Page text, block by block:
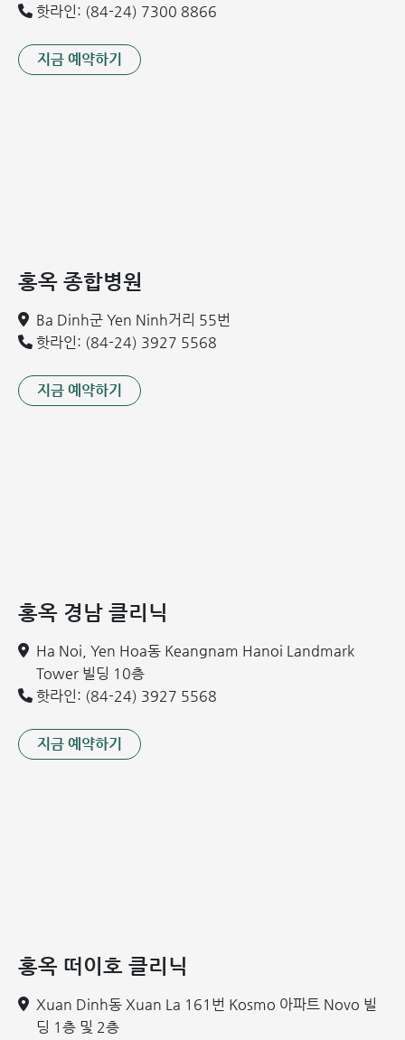
파(Echocardiography)의 역할이 컸습니다.
데 도움을 줍니다.
것까지 심장의 구조적 이상을 명확히 식별할 수 있는 선천성
심장 기형 진단의 가장 기본적인 도구입니다. 이는 이상을 조
조언합니다.
(Philips, 네덜란드)의 최신형 도플러 심장 초음파 장비를 사용
하여 선명하고 상세한 이미지를 제공합니다. 이를 통해 심장
구조와 기능을 정확하게 평가하고, 이상을 조기에 발견하며,
환자 개개인에게 최적화된 맞춤형 치료 계획을 수립합니다.
주소: Tu Liem군 Chau Van Liem거리 8번지 / Ba Dinh군
핫라인: (84-24) 7300 8866
지금 예약하기
홍옥 종합병원
Ba Dinh군 Yen Ninh거리 55번
핫라인: (84-24) 3927 5568
지금 예약하기
홍옥 경남 클리닉
Ha Noi, Yen Hoa동 Keangnam Hanoi Landmark
Tower 빌딩 10층
핫라인: (84-24) 3927 5568
지금 예약하기
홍옥 떠이호 클리닉
Xuan Dinh동 Xuan La 161번 Kosmo 아파트 Novo 빌
딩 1층 및 2층